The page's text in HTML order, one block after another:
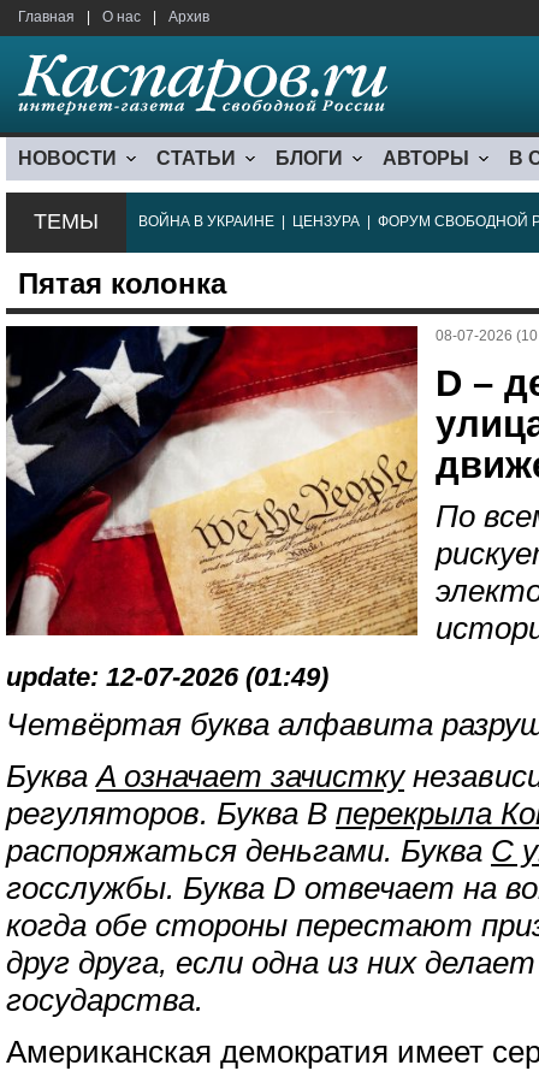
Главная О нас Архив
НОВОСТИ СТАТЬИ БЛОГИ АВТОРЫ В
ТЕМЫ ВОЙНА В УКРАИНЕ ЦЕНЗУРА ФОРУМ СВОБОДНОЙ
Пятая колонка
08-07-2026
D –
По
update: 12-07-2026 (01:49)
Четвёртая буква алфавита
БукваA означает зачистку
регуляторов. Буква B перекрыла
распоряжаться деньгами. Буква C
госслужбы. Буква D отвечает на
когда обе стороны перестают
друг друга, если одна из них
государства.
Американская демократия имеет